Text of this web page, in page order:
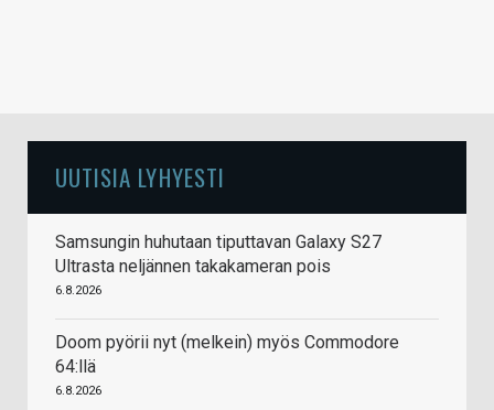
UUTISIA LYHYESTI
Samsungin huhutaan tiputtavan Galaxy S27
Ultrasta neljännen takakameran pois
6.8.2026
Doom pyörii nyt (melkein) myös Commodore
64:llä
6.8.2026